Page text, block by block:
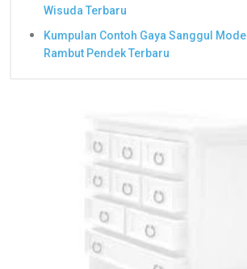
Wisuda Terbaru
Kumpulan Contoh Gaya Sanggul
Rambut Pendek Terbaru